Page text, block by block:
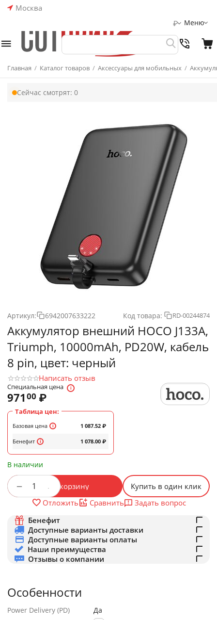
Москва
Меню
₽
Главная / Каталог товаров / Аксессуары для мобильных /
Сейчас смотрят: 0
Артикул: 6942007633222 Код товара: RD-00244874
Аккумулятор внешний HOCO J133A,
Triumph, 10000mAh, PD20W, кабель
8 pin, цвет: черный
Написать отзыв
Специальная цена
971 00 ₽
Таблица цен:
Базовая цена
Бенефит
1 087.52 ₽
1 078.00 ₽
В наличии
+
− В корзину
Купить в один клик
Отложить
Сравнить
Задать вопрос
Бенефит
Доступные варианты доставки
Доступные варианты оплаты
Наши преимущества
Отзывы о компании
Особенности
Power Delivery (PD)
Да